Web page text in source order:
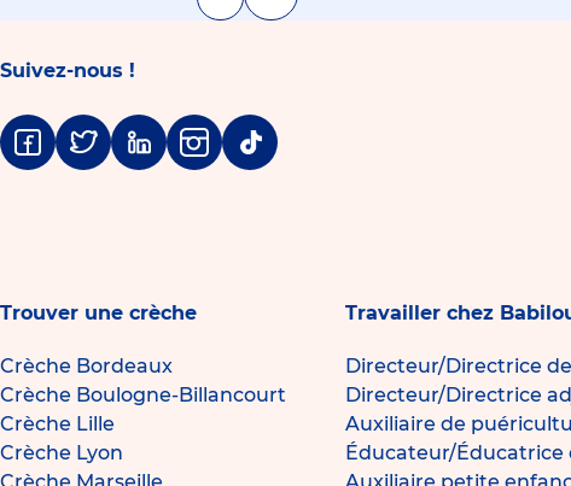
Suivez-nous !
Facebook
TwitterLinkedinInstagram
Tiktok
Trouver une crèche
Crèche Bordeaux
Crèche Boulogne-Billancourt
Crèche Lille
Crèche Lyon
Crèche Marseille
Travailler chez
Directeur/Directrice
Directeur/Directrice
Auxiliaire de
Éducateur/Éducatrice
Auxiliaire petite